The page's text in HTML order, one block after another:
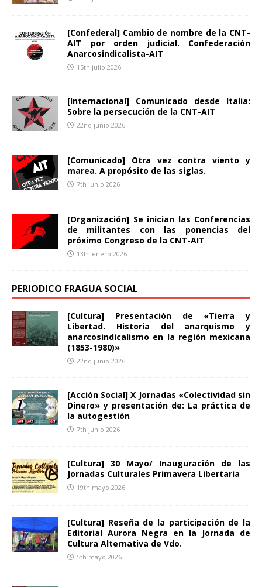
[Confederal] Cambio de nombre de la CNT-
AIT por orden judicial. Confederación
Anarcosindicalista-AIT
15th julio 2026
[Internacional] Comunicado desde Italia:
Sobre la persecución de la CNT-AIT
22nd junio 2026
[Comunicado] Otra vez contra viento y
marea. A propósito de las siglas.
7th junio 2026
[Organización] Se inician las Conferencias
de militantes con las ponencias del
próximo Congreso de la CNT-AIT
13th enero 2026
PERIODICO FRAGUA SOCIAL
[Cultura] Presentación de «Tierra y
Libertad. Historia del anarquismo y
anarcosindicalismo en la región mexicana
(1853-1980)»
22nd junio 2026
[Acción Social] X Jornadas «Colectividad sin
Dinero» y presentación de: La práctica de
la autogestión
7th junio 2026
[Cultura] 30 Mayo/ Inauguración de las
Jornadas Culturales Primavera Libertaria
19th mayo 2026
[Cultura] Reseña de la participación de la
Editorial Aurora Negra en la Jornada de
Cultura Alternativa de Vdo.
5th mayo 2026